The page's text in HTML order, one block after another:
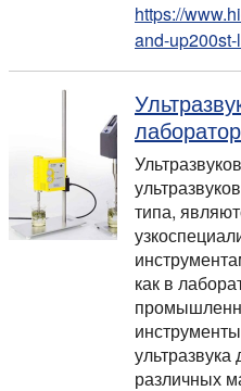
https://
and-
типа,
как в
различных